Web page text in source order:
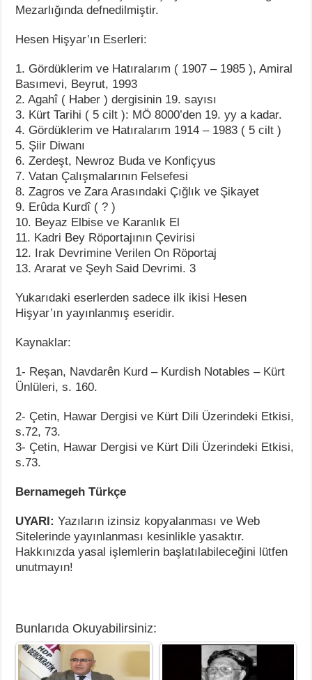
Mezarlığında defnedilmiştir.
Hesen Hişyar’ın Eserleri:
1. Gördüklerim ve Hatıralarım ( 1907 – 1985 ), Amiral
Basımevi, Beyrut, 1993
2. Agahî ( Haber ) dergisinin 19. sayısı
3. Kürt Tarihi ( 5 cilt ): MÖ 8000’den 19. yy a kadar.
4. Gördüklerim ve Hatıralarım 1914 – 1983 ( 5 cilt )
5. Şiir Diwanı
6. Zerdeşt, Newroz Buda ve Konfiçyus
7. Vatan Çalışmalarının Felsefesi
8. Zagros ve Zara Arasındaki Çığlık ve Şikayet
9. Erûda Kurdî ( ? )
10. Beyaz Elbise ve Karanlık El
11. Kadri Bey Röportajının Çevirisi
12. Irak Devrimine Verilen On Röportaj
13. Ararat ve Şeyh Said Devrimi. 3
Yukarıdaki eserlerden sadece ilk ikisi Hesen
Hişyar’ın yayınlanmış eseridir.
Kaynaklar:
1- Reşan, Navdarên Kurd – Kurdish Notables – Kürt
Ünlüleri, s. 160.
2- Çetin, Hawar Dergisi ve Kürt Dili Üzerindeki Etkisi,
s.72, 73.
3- Çetin, Hawar Dergisi ve Kürt Dili Üzerindeki Etkisi,
s.73.
Bernamegeh Türkçe
UYARI: Yazıların izinsiz kopyalanması ve Web
Sitelerinde yayınlanması kesinlikle yasaktır.
Hakkınızda yasal işlemlerin başlatılabileceğini lütfen
unutmayın!
Bunlarıda Okuyabilirsiniz: